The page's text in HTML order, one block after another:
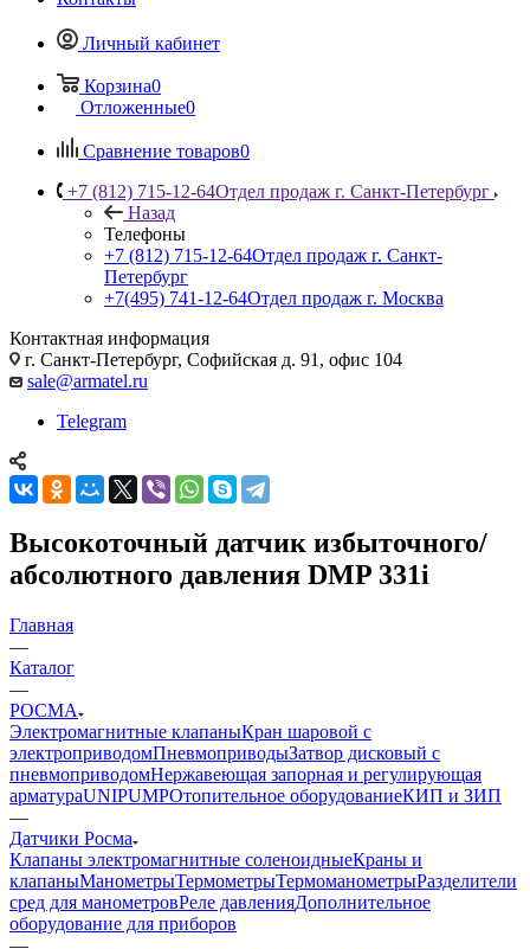
Личный кабинет
Корзина0
Отложенные0
Сравнение товаров0
+7 (812) 715-12-64Отдел продаж г. Санкт-Петербург
Назад
Телефоны
+7 (812) 715-12-64Отдел продаж г. Санкт-
Петербург
+7(495) 741-12-64Отдел продаж г. Москва
Контактная информация
г. Санкт-Петербург, Софийская д. 91, офис 104
sale@armatel.ru
Telegram
Высокоточный датчик избыточного/
абсолютного давления DMP 331i
Главная
—
Каталог
—
РОСМА
Электромагнитные клапаныКран шаровой с
электроприводомПневмоприводыЗатвор дисковый с
пневмоприводомНержавеющая запорная и регулирующая
арматураUNIPUMPОтопительное оборудованиеКИП и ЗИП
—
Датчики Росма
Клапаны электромагнитные соленоидныеКраны и
клапаныМанометрыТермометрыТермоманометрыРазделители
сред для манометровРеле давленияДополнительное
оборудование для приборов
—